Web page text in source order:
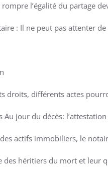
l’égalité du partage
: Il ne peut pas attenter
droits, différents actes
jour du décès:
actifs immobiliers, le
des héritiers du mort et leur